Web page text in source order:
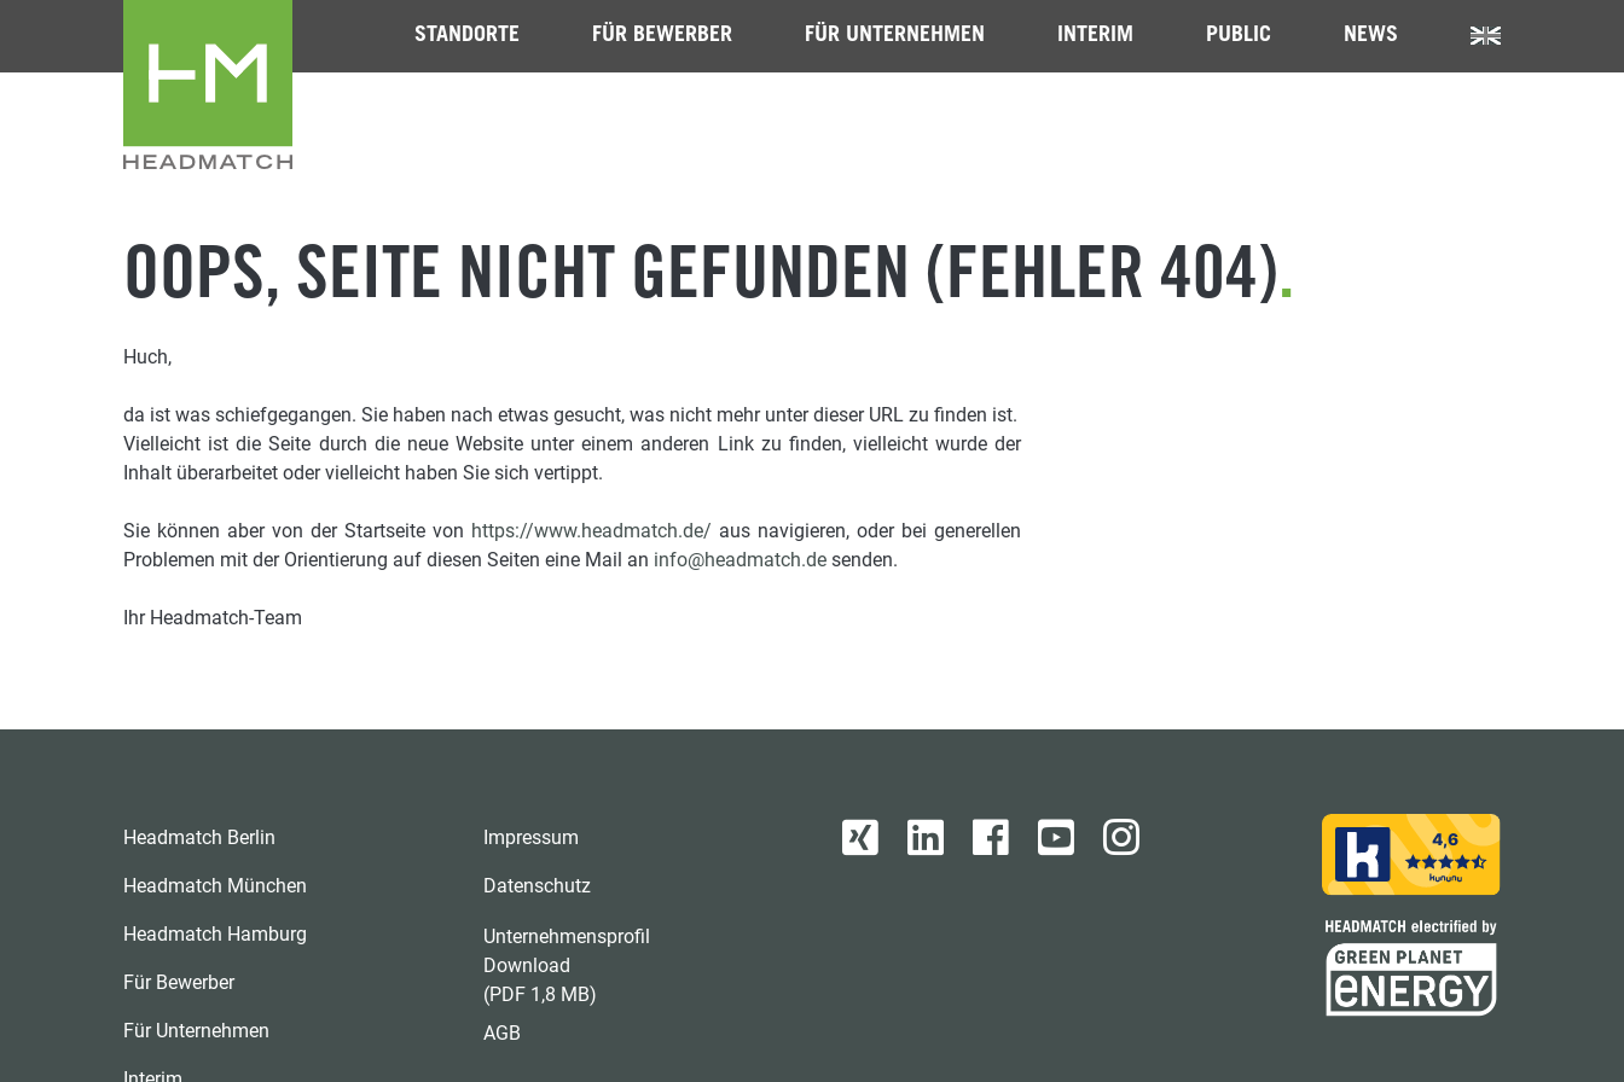
STANDORTE FÜR BEWERBER FÜR UNTERNEHMEN INTERIM PUBLIC NEWS
OOPS, SEITE NICHT GEFUNDEN (FEHLER 404).
Huch,
da ist was schiefgegangen. Sie haben nach etwas gesucht, was nicht mehr unter dieser URL zu finden ist.
Vielleicht ist die Seite durch die neue Website unter einem anderen Link zu finden, vielleicht wurde der
Inhalt überarbeitet oder vielleicht haben Sie sich vertippt.
Sie können aber von der Startseite von https://www.headmatch.de/ aus navigieren, oder bei generellen
Problemen mit der Orientierung auf diesen Seiten eine Mail an info@headmatch.de senden.
Ihr Headmatch-Team
Headmatch Berlin
Headmatch München
Headmatch Hamburg
Für Bewerber
Für Unternehmen
Impressum
Datenschutz
Unternehmensprofil
Download
(PDF 1,8 MB)
AGB